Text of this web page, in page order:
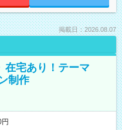
掲載日：2026.08.07
在宅あり！テーマ
制作